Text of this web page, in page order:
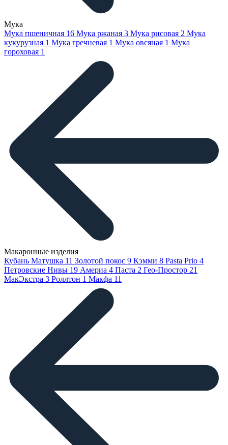
Мука
Мука пшеничная 16 Мука ржаная 3 Мука рисовая 2 Мука
кукурузная 1 Мука гречневая 1 Мука овсяная 1 Мука
гороховая 1
Макаронные изделия
Кубань Матушка 11 Золотой покос 9 Кэмми 8 Pasta Prio 4
Петровские Нивы 19 Америа 4 Паста 2 Гео-Простор 21
МакЭкстра 3 Роллтон 1 Макфа 11